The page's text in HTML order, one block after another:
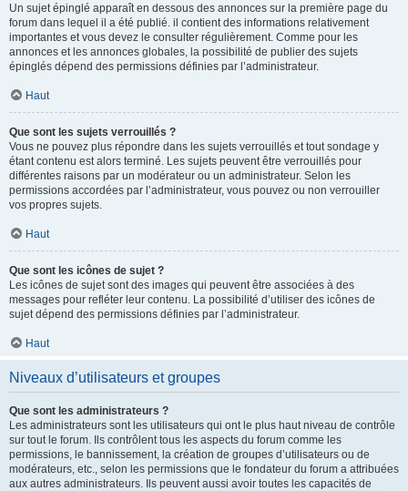
Un sujet épinglé apparaît en dessous des annonces sur la première page du
forum dans lequel il a été publié. il contient des informations relativement
importantes et vous devez le consulter régulièrement. Comme pour les
annonces et les annonces globales, la possibilité de publier des sujets
épinglés dépend des permissions définies par l’administrateur.
Haut
Que sont les sujets verrouillés ?
Vous ne pouvez plus répondre dans les sujets verrouillés et tout sondage y
étant contenu est alors terminé. Les sujets peuvent être verrouillés pour
différentes raisons par un modérateur ou un administrateur. Selon les
permissions accordées par l’administrateur, vous pouvez ou non verrouiller
vos propres sujets.
Haut
Que sont les icônes de sujet ?
Les icônes de sujet sont des images qui peuvent être associées à des
messages pour refléter leur contenu. La possibilité d’utiliser des icônes de
sujet dépend des permissions définies par l’administrateur.
Haut
Niveaux d’utilisateurs et groupes
Que sont les administrateurs ?
Les administrateurs sont les utilisateurs qui ont le plus haut niveau de contrôle
sur tout le forum. Ils contrôlent tous les aspects du forum comme les
permissions, le bannissement, la création de groupes d’utilisateurs ou de
modérateurs, etc., selon les permissions que le fondateur du forum a attribuées
aux autres administrateurs. Ils peuvent aussi avoir toutes les capacités de